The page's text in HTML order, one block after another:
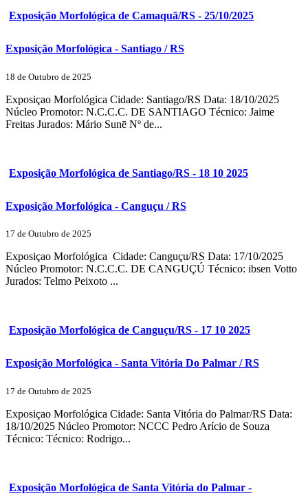
Exposição Morfológica de Camaquã/RS - 25/10/2025
Exposição Morfológica - Santiago / RS
18 de Outubro de 2025
Exposiçao Morfológica Cidade: Santiago/RS Data: 18/10/2025
Núcleo Promotor: N.C.C.C. DE SANTIAGO Técnico: Jaime
Freitas Jurados: Mário Sunē Nº de...
Exposição Morfológica de Santiago/RS - 18 10 2025
Exposição Morfológica - Canguçu / RS
17 de Outubro de 2025
Exposiçao Morfológica Cidade: Canguçu/RS Data: 17/10/2025
Núcleo Promotor: N.C.C.C. DE CANGUÇÚ Técnico: ibsen Votto
Jurados: Telmo Peixoto ...
Exposição Morfológica de Canguçu/RS - 17 10 2025
Exposição Morfológica - Santa Vitória Do Palmar / RS
17 de Outubro de 2025
Exposiçao Morfológica Cidade: Santa Vitória do Palmar/RS Data:
18/10/2025 Núcleo Promotor: NCCC Pedro Arício de Souza
Técnico: Técnico: Rodrigo...
Exposição Morfológica de Santa Vitória do Palmar -